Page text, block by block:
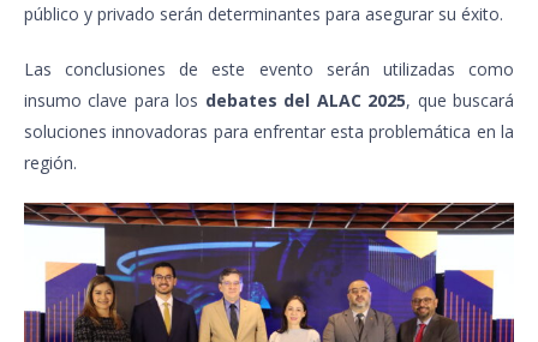
público y privado serán determinantes para asegurar su éxito.
Las conclusiones de este evento serán utilizadas como
insumo clave para los debates del ALAC 2025, que buscará
soluciones innovadoras para enfrentar esta problemática en la
región.